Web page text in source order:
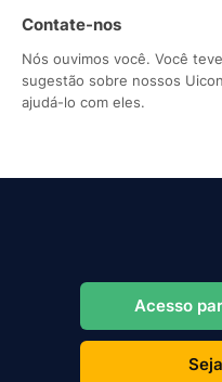
Contate-nos
Nós ouvimos você. Você
sugestão sobre nossos
ajudá-lo com eles.
Acesso